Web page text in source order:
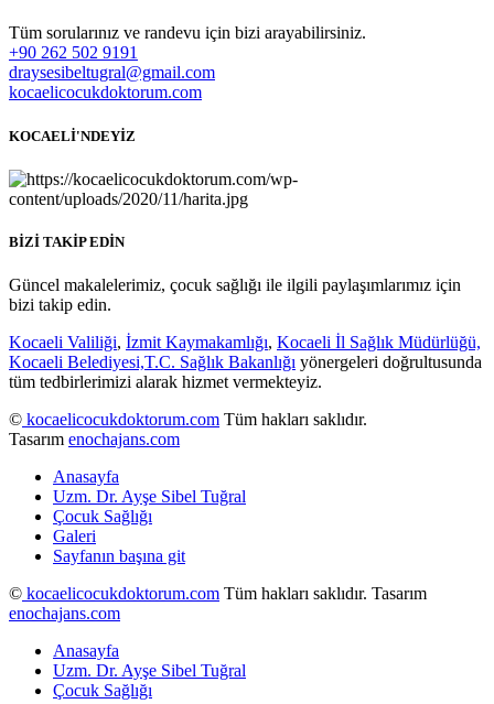
Tüm sorularınız ve randevu için bizi arayabilirsiniz.
+90 262 502 9191
draysesibeltugral@gmail.com
kocaelicocukdoktorum.com
KOCAELİ'NDEYİZ
BİZİ TAKİP EDİN
Güncel makalelerimiz, çocuk sağlığı ile ilgili paylaşımlarımız için
bizi takip edin.
Kocaeli Valiliği, İzmit Kaymakamlığı, Kocaeli İl Sağlık Müdürlüğü,
Kocaeli Belediyesi,T.C. Sağlık Bakanlığı yönergeleri doğrultusunda
tüm tedbirlerimizi alarak hizmet vermekteyiz.
© kocaelicocukdoktorum.com Tüm hakları saklıdır.
Tasarım enochajans.com
Anasayfa
Uzm. Dr. Ayşe Sibel Tuğral
Çocuk Sağlığı
Galeri
Sayfanın başına git
© kocaelicocukdoktorum.com Tüm hakları saklıdır. Tasarım
enochajans.com
Anasayfa
Uzm. Dr. Ayşe Sibel Tuğral
Çocuk Sağlığı